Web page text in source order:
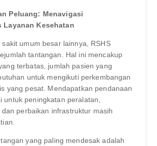
Peluang: Menavigasi
Layanan Kesehatan
sakit umum besar lainnya, RSHS
tantangan. Hal ini mencakup
terbatas, jumlah pasien yang
untuk mengikuti perkembangan
yang pesat. Mendapatkan pendanaan
untuk peningkatan peralatan,
perbaikan infrastruktur masih
yang paling mendesak adalah